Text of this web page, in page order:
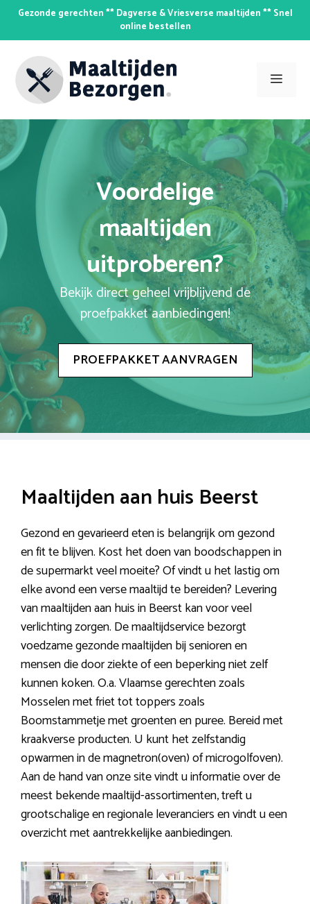
Skip
content
Gezonde gerechten ** Dagverse & Vriesverse maaltijden ** Snel
online bestellen
Menu
Voordelige
maaltijden
uitproberen?
Bekijk direct geheel vrijblijvend de
proefpakket aanbiedingen!
PROEFPAKKET AANVRAGEN
Maaltijden aan huis Beerst
Gezond en gevarieerd eten is belangrijk om gezond
en fit te blijven. Kost het doen van boodschappen in
de supermarkt veel moeite? Of vindt u het lastig om
elke avond een verse maaltijd te bereiden? Levering
van maaltijden aan huis in Beerst kan voor veel
verlichting zorgen. De maaltijdservice bezorgt
voedzame gezonde maaltijden bij senioren en
mensen die door ziekte of een beperking niet zelf
kunnen koken. O.a. Vlaamse gerechten zoals
Mosselen met friet tot toppers zoals
Boomstammetje met groenten en puree. Bereid met
kraakverse producten. U kunt het zelfstandig
opwarmen in de magnetron(oven) of microgolfoven).
Aan de hand van onze site vindt u informatie over de
meest bekende maaltijd-assortimenten, treft u
grootschalige en regionale leveranciers en vindt u een
overzicht met aantrekkelijke aanbiedingen.